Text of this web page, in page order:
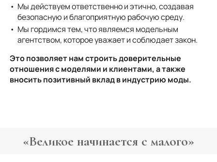
Мы действуем ответственно и этично, создавая
безопасную и благоприятную рабочую среду.
Мы гордимся тем, что являемся модельным
агентством, которое уважает и соблюдает закон.
Это позволяет нам строить доверительные
отношения с моделями и клиентами, а также
вносить позитивный вклад в индустрию моды.
«Великое начинается с малого»